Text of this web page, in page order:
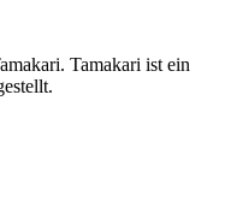
Tamakari ist ein